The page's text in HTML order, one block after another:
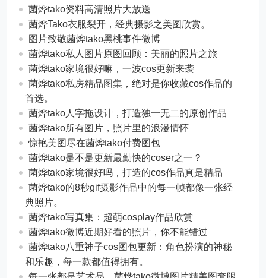
菌烨tako资料高清照片大放送
菌烨Tako衣服裂开，经典摄影之美图欣赏。
图片致敬菌烨tako黑桃事件微博
菌烨tako私人图片原图回顾：美丽的照片之旅
菌烨tako家境很好嘛，一波cos更新来袭
菌烨tako私房精品图集，绝对是你收藏cos作品的
首选。
菌烨tako人字拖设计，打造独一无二的原创作品
菌烨tako所有图片，照片里的浪漫情怀
惊艳美图尽在菌烨tako付费图包
菌烨tako是不是更新最勤快的coser之一？
菌烨tako家境很好吗，打造的cos作品真是精品
菌烨tako的8秒gif摄影作品中的每一帧都像一张经
典照片。
菌烨tako写真集：超萌cosplay作品欣赏
菌烨tako微博近期好看的照片，你不能错过
菌烨tako八重神子cos图包更新：角色扮演的神秘
和乐趣，每一款都值得拥有。